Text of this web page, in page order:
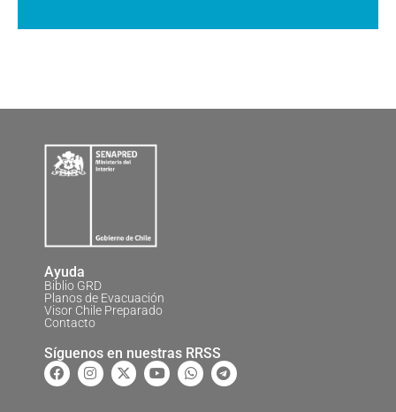
Ayuda
Biblio GRD
Planos de Evacuación
Visor Chile Preparado
Contacto
Síguenos en nuestras RRSS